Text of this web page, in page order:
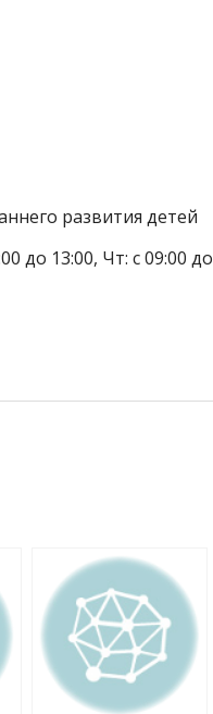
развития детей
до 13:00, Чт: с 09:00 до